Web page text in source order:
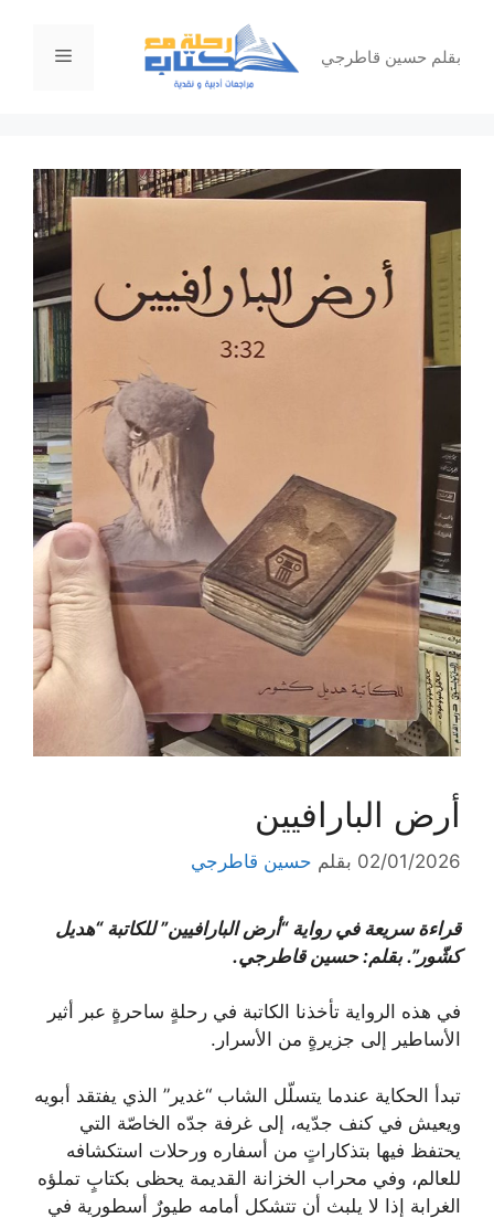
المحتوىبقلم حسين قاطرجي القائمة
أرض البارافيين
02/01/2026 بقلم حسين قاطرجي
قراءة سريعة في رواية “أرض البارافيين” للكاتبة “هديل
كشّور”. بقلم: حسين قاطرجي.
في هذه الرواية تأخذنا الكاتبة في رحلةٍ ساحرةٍ عبر أثير
الأساطير إلى جزيرةٍ من الأسرار.
تبدأ الحكاية عندما يتسلّل الشاب “غدير” الذي يفتقد أبويه
ويعيش في كنف جدّيه، إلى غرفة جدّه الخاصّة التي
يحتفظ فيها بتذكاراتٍ من أسفاره ورحلات استكشافه
للعالم، وفي محراب الخزانة القديمة يحظى بكتابٍ تملؤه
الغرابة إذا لا يلبث أن تتشكل أمامه طيورٌ أسطورية في